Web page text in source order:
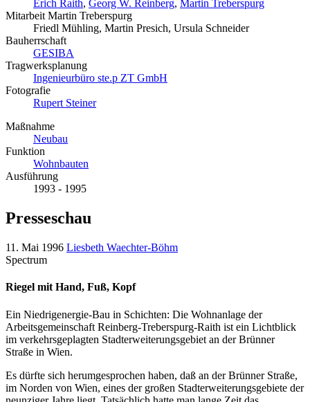
Erich Raith, Georg W. Reinberg, Martin Treberspurg
Mitarbeit Martin Treberspurg
Friedl Mühling, Martin Presich, Ursula Schneider
Bauherrschaft
GESIBA
Tragwerksplanung
Ingenieurbüro ste.p ZT GmbH
Fotografie
Rupert Steiner
Maßnahme
Neubau
Funktion
Wohnbauten
Ausführung
1993 - 1995
Presseschau
11. Mai 1996 Liesbeth Waechter-Böhm
Spectrum
Riegel mit Hand, Fuß, Kopf
Ein Niedrigenergie-Bau in Schichten: Die Wohnanlage der
Arbeitsgemeinschaft Reinberg-Treberspurg-Raith ist ein Lichtblick
im verkehrsgeplagten Stadterweiterungsgebiet an der Brünner
Straße in Wien.
Es dürfte sich herumgesprochen haben, daß an der Brünner Straße,
im Norden von Wien, eines der großen Stadterweiterungsgebiete der